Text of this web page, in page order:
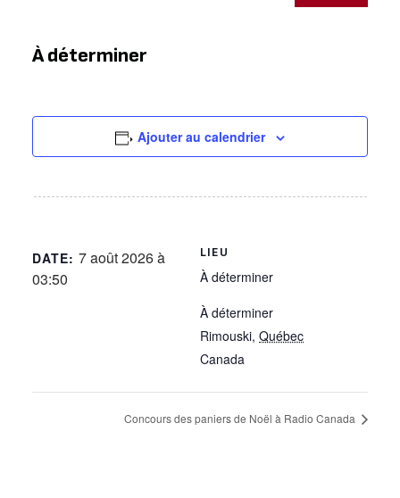
À déterminer
Ajouter au calendrier
DATE:7 août 2026 à
03:50
LIEU
À déterminer
À déterminer
Rimouski, Québec
Canada
Concours des paniers de Noël à Radio Canada